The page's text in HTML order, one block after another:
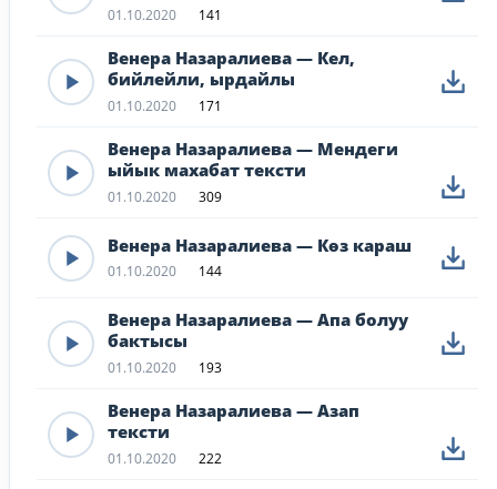
01.10.2020 141
Венера Назаралиева — Кел,
бийлейли, ырдайлы
01.10.2020 171
Венера Назаралиева — Мендеги
ыйык махабат тексти
01.10.2020 309
Венера Назаралиева — Көз караш
01.10.2020 144
Венера Назаралиева — Апа болуу
бактысы
01.10.2020 193
Венера Назаралиева — Азап
тексти
01.10.2020 222